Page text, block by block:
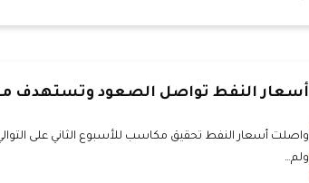
أسعار النفط تواصل الصعود وتستهدف
ولم…